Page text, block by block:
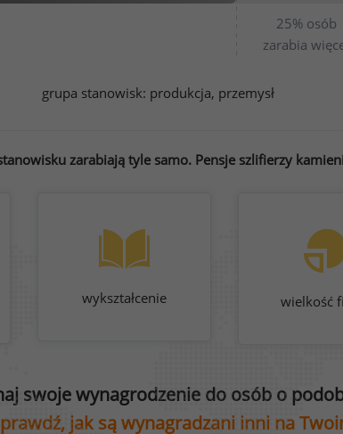
25% osób
zarabia
grupa stanowisk: produkcja, przemysł
zarabiają tyle samo. Pensje szlifierzy
wykształcenie wielkość
swoje wynagrodzenie do osób o
jak są wynagradzani inni na